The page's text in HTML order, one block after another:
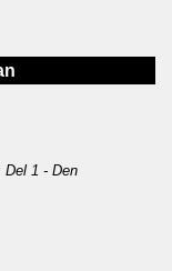
1 - Den